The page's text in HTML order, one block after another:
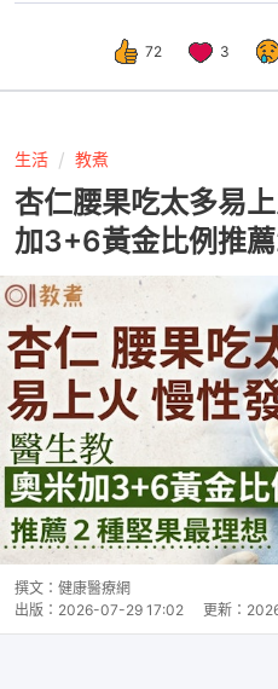
72 3
生活 教煮
杏仁腰果吃太多易
加3+6黃金比例推
撰文： 健康醫療網
出版： 2026-07-29 17:02 更新：